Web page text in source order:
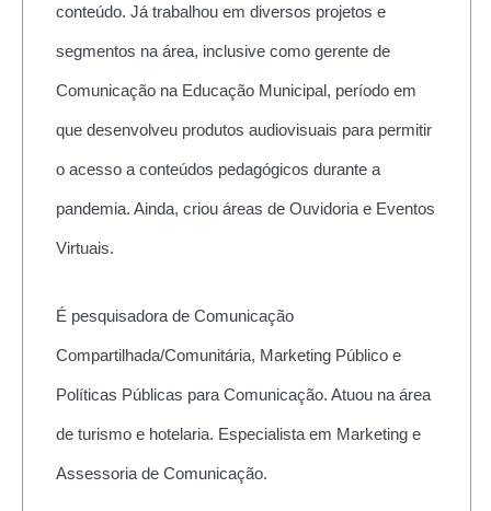
conteúdo. Já trabalhou em diversos projetos e
segmentos na área, inclusive como gerente de
Comunicação na Educação Municipal, período em
que desenvolveu produtos audiovisuais para permitir
o acesso a conteúdos pedagógicos durante a
pandemia. Ainda, criou áreas de Ouvidoria e Eventos
Virtuais.
É pesquisadora de Comunicação
Compartilhada/Comunitária, Marketing Público e
Políticas Públicas para Comunicação. Atuou na área
de turismo e hotelaria. Especialista em Marketing e
Assessoria de Comunicação.